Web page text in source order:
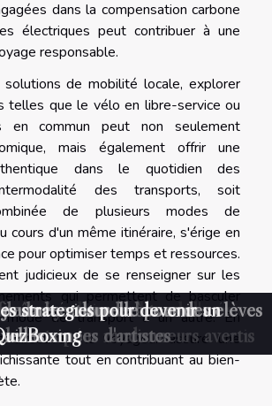
dans la compensation carbone
électriques peut contribuer à une
responsable.
de mobilité locale, explorer
telles que le vélo en libre-service ou
en commun peut non seulement
mais également offrir une
dans le quotidien des
des transports, soit
de plusieurs modes de
cours d'un même itinéraire, s'érige en
pour optimiser temps et ressources.
judicieux de se renseigner sur les
qui permettent de basculer
mode de transport à un autre. En
directives, le voyageur assure une
tout en contribuant au bien-
d'un week-end d'évasion
mystérieuse à travers
pour randonneurs avertis
la location de bus avec
tournées d'artistes
culturelle pour des élèves
stratégies pour devenir un